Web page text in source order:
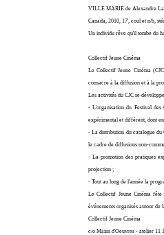
VILLE MARIE de Alexandre
Canada, 2010, 17', coul et n/b,
Un individu rêve qu'il tombe du
Collectif Jeune Cinéma
Le Collectif Jeune Cinéma
consacre à la diffusion et à la
Les activités du CJC se
- L'organisation du Festival des
expérimental et différent, dont
- La distribution du catalogue du
le cadre de diffusions non-
- La promotion des pratiques
projection ;
- Tout au long de l'année la
Le Collectif Jeune Cinéma
événements organisés autour de
Collectif Jeune Cinéma
c/o Mains d'Oeuvres - atelier 11